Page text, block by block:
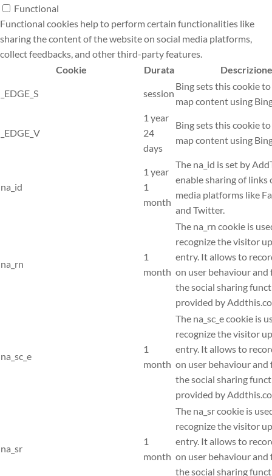
Functional
Functional cookies help to perform certain functionalities like
sharing the content of the website on social media platforms,
collect feedbacks, and other third-party features.
Cookie
Durata Descrizione
_EDGE_S session
Bing sets this cookie
map content using
_EDGE_V
1 year
24
days
Bing sets this cookie
map content using
na_id
1 year
1
month
The na_id is set by
enable sharing of links
media platforms like
and Twitter.
na_rn
1
month
The na_rn cookie is
recognize the visitor
entry. It allows to
on user behaviour and
the social sharing
provided by
na_sc_e
1
month
The na_sc_e cookie is
recognize the visitor
entry. It allows to
on user behaviour and
the social sharing
provided by
na_sr
1
month
The na_sr cookie is
recognize the visitor
entry. It allows to
on user behaviour and
the social sharing